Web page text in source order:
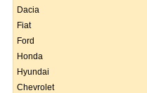
Dacia
Fiat
Ford
Honda
Hyundai
Chevrolet